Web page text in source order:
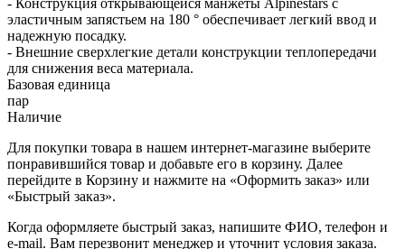
эластичным запястьем на 180 ° обеспечивает легкий ввод и
надежную посадку.
- Внешние сверхлегкие детали конструкции теплопередачи
для снижения веса материала.
Базовая единица
пар
Наличие
Для покупки товара в нашем интернет-магазине выберите
понравившийся товар и добавьте его в корзину. Далее
перейдите в Корзину и нажмите на «Оформить заказ» или
«Быстрый заказ».
Когда оформляете быстрый заказ, напишите ФИО, телефон и
e-mail. Вам перезвонит менеджер и уточнит условия заказа.